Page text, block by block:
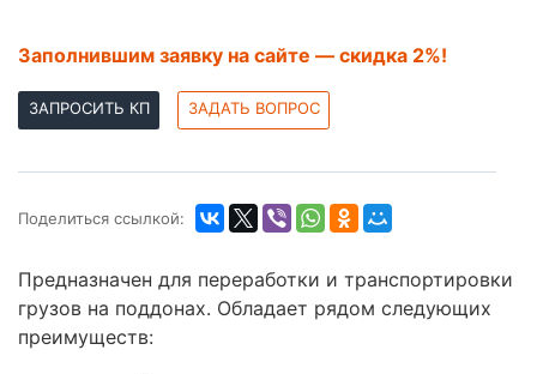
Заполнившим заявку на сайте — скидка 2%!
ЗАПРОСИТЬ КП ЗАДАТЬ ВОПРОС
Поделиться ссылкой:
Предназначен для переработки и транспортировки
грузов на поддонах. Обладает рядом следующих
преимуществ: